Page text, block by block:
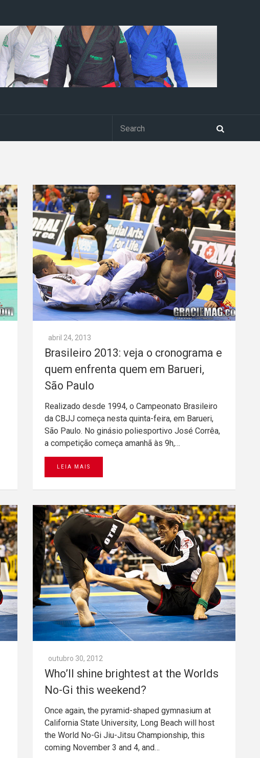
abril 24, 2013
Brasileiro 2013: veja o cronograma e
quem enfrenta quem em Barueri,
São Paulo
Realizado desde 1994, o Campeonato Brasileiro
da CBJJ começa nesta quinta-feira, em Barueri,
São Paulo. No ginásio poliesportivo José Corrêa,
a competição começa amanhã às 9h,…
LEIA MAIS
outubro 30, 2012
Who’ll shine brightest at the Worlds
No-Gi this weekend?
Once again, the pyramid-shaped gymnasium at
California State University, Long Beach will host
the World No-Gi Jiu-Jitsu Championship, this
coming November 3 and 4, and…